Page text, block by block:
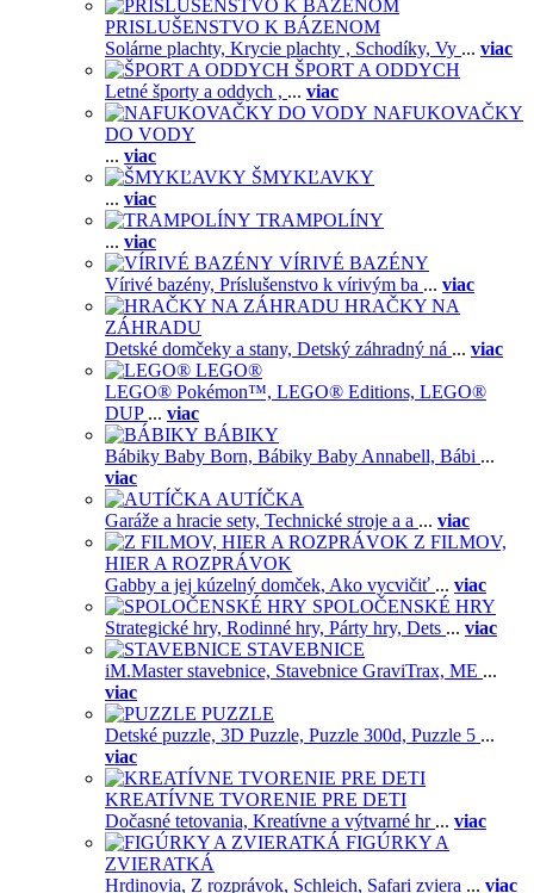
PRISLUŠENSTVO K BÁZENOM
Solárne plachty, Krycie plachty , Schodíky, Vy ... viac
ŠPORT A ODDYCH
Letné športy a oddych , ... viac
NAFUKOVAČKY
DO VODY
... viac
ŠMYKĽAVKY
... viac
TRAMPOLÍNY
... viac
VÍRIVÉ BAZÉNY
Vírivé bazény, Príslušenstvo k vírivým ba ... viac
HRAČKY NA
ZÁHRADU
Detské domčeky a stany, Detský záhradný ná ... viac
LEGO®
LEGO® Pokémon™, LEGO® Editions, LEGO®
DUP ... viac
BÁBIKY
Bábiky Baby Born, Bábiky Baby Annabell, Bábi ...
viac
AUTÍČKA
Garáže a hracie sety, Technické stroje a a ... viac
Z FILMOV,
HIER A ROZPRÁVOK
Gabby a jej kúzelný domček, Ako vycvičiť ... viac
SPOLOČENSKÉ HRY
Strategické hry, Rodinné hry, Párty hry, Dets ... viac
STAVEBNICE
iM.Master stavebnice, Stavebnice GraviTrax, ME ...
viac
PUZZLE
Detské puzzle, 3D Puzzle, Puzzle 300d, Puzzle 5 ...
viac
KREATÍVNE TVORENIE PRE DETI
Dočasné tetovania, Kreatívne a výtvarné hr ... viac
FIGÚRKY A
ZVIERATKÁ
Hrdinovia, Z rozprávok, Schleich, Safari zviera ... viac